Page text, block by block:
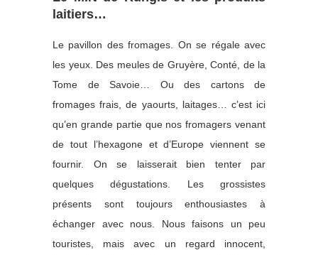
laitiers…
Le pavillon des fromages. On se régale avec
les yeux. Des meules de Gruyère, Conté, de la
Tome de Savoie… Ou des cartons de
fromages frais, de yaourts, laitages… c’est ici
qu’en grande partie que nos fromagers venant
de tout l’hexagone et d’Europe viennent se
fournir. On se laisserait bien tenter par
quelques dégustations. Les grossistes
présents sont toujours enthousiastes à
échanger avec nous. Nous faisons un peu
touristes, mais avec un regard innocent,